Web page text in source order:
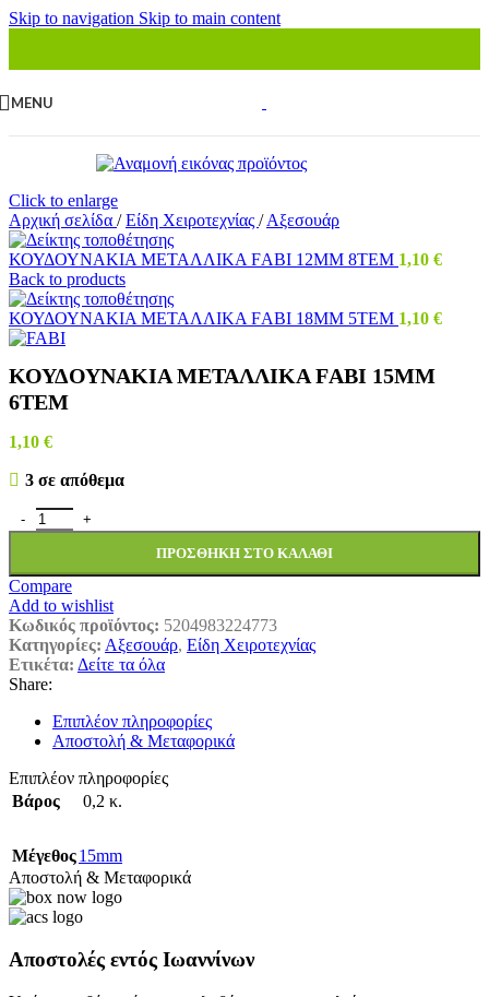
Skip to navigation Skip to main content
MENU
Click to enlarge
Αρχική σελίδα / Είδη Χειροτεχνίας / Αξεσουάρ
ΚΟΥΔΟΥΝΑΚΙΑ ΜΕΤΑΛΛΙΚΑ FΑΒΙ 12ΜΜ 8ΤΕΜ 1,10 €
Back to products
ΚΟΥΔΟΥΝΑΚΙΑ ΜΕΤΑΛΛΙΚΑ FΑΒΙ 18ΜΜ 5ΤΕΜ 1,10 €
ΚΟΥΔΟΥΝΑΚΙΑ ΜΕΤΑΛΛΙΚΑ FΑΒΙ 15ΜΜ
6ΤΕΜ
1,10 €
3 σε απόθεμα
ΚΟΥΔΟΥΝΑΚΙΑ ΜΕΤΑΛΛΙΚΑ FΑΒΙ 15ΜΜ 6ΤΕΜ ποσότητα
ΠΡΟΣΘΉΚΗ ΣΤΟ ΚΑΛΆΘΙ
Compare
Add to wishlist
Κωδικός προϊόντος: 5204983224773
Κατηγορίες: Αξεσουάρ, Είδη Χειροτεχνίας
Ετικέτα: Δείτε τα όλα
Share:
Επιπλέον πληροφορίες
Αποστολή & Μεταφορικά
Επιπλέον πληροφορίες
Βάρος
0,2 κ.
Μέγεθος15mm
Αποστολή & Μεταφορικά
Αποστολές εντός Ιωαννίνων